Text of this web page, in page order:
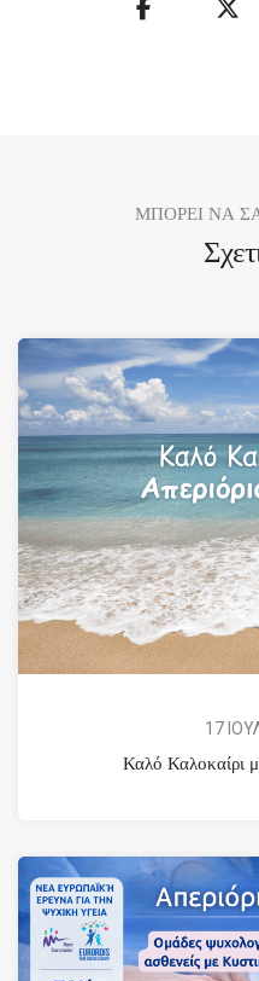
ΜΠΟΡΕΙ ΝΑ
17
Καλό Καλοκαίρι